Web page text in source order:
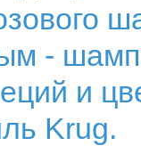
-
и
Krug.